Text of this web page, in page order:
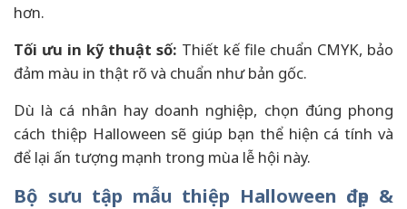
hơn.
Tối ưu in kỹ thuật số: Thiết kế file chuẩn CMYK, bảo
đảm màu in thật rõ và chuẩn như bản gốc.
Dù là cá nhân hay doanh nghiệp, chọn đúng phong
cách thiệp Halloween sẽ giúp bạn thể hiện cá tính và
để lại ấn tượng mạnh trong mùa lễ hội này.
Bộ sưu tập mẫu thiệp Halloween đẹp &